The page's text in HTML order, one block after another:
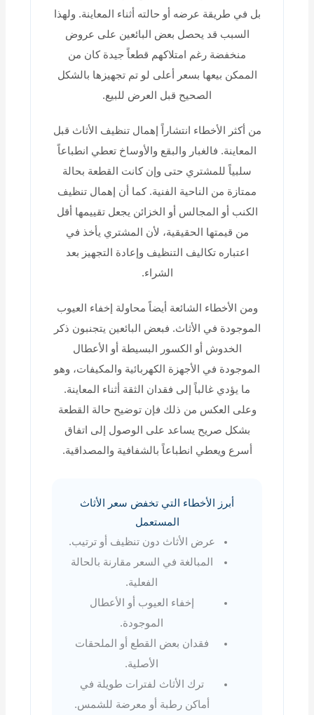
بل في طريقة عرضه أو حالته أثناء المعاينة. ولهذا
السبب قد يحصل بعض البائعين على عروض
منخفضة رغم امتلاكهم قطعاً جيدة كان من
الممكن بيعها بسعر أعلى لو تم تجهيزها بالشكل
الصحيح قبل العرض للبيع.
من أكثر الأخطاء انتشاراً إهمال تنظيف الأثاث قبل
المعاينة. فالغبار والبقع والأوساخ تعطي انطباعاً
سلبياً للمشتري حتى وإن كانت القطعة بحالة
ممتازة من الناحية الفنية. كما أن إهمال تنظيف
الكنب أو المجالس أو الخزائن يجعل تقييمها أقل
من قيمتها الحقيقية، لأن المشتري يأخذ في
اعتباره تكاليف التنظيف وإعادة التجهيز بعد
الشراء.
ومن الأخطاء الشائعة أيضاً محاولة إخفاء العيوب
الموجودة في الأثاث. فبعض البائعين يتجنبون ذكر
الخدوش أو الكسور البسيطة أو الأعطال
الموجودة في الأجهزة الكهربائية والمكيفات، وهو
ما يؤدي غالباً إلى فقدان الثقة أثناء المعاينة.
وعلى العكس من ذلك فإن توضيح حالة القطعة
بشكل صريح يساعد على الوصول إلى اتفاق
أسرع ويعطي انطباعاً بالشفافية والمصداقية.
أبرز الأخطاء التي تخفض سعر الأثاث
المستعمل
عرض الأثاث دون تنظيف أو ترتيب.
المبالغة في السعر مقارنة بالحالة
الفعلية.
إخفاء العيوب أو الأعطال
الموجودة.
فقدان بعض القطع أو الملحقات
الأصلية.
ترك الأثاث لفترات طويلة في
أماكن رطبة أو معرضة للشمس.